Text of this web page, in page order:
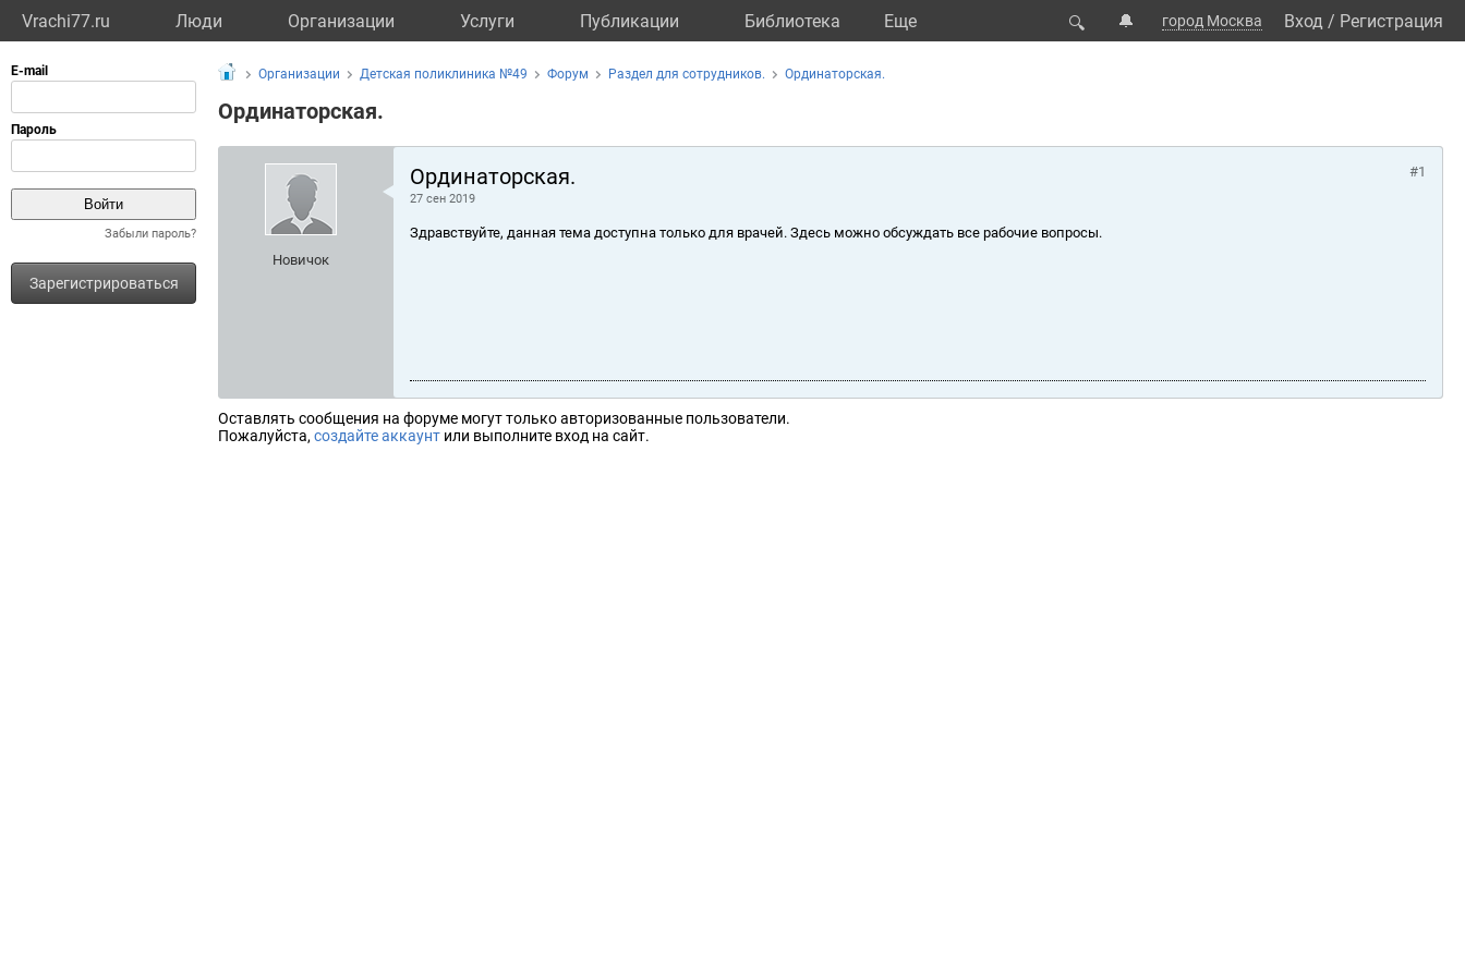
Vrachi77.ru Люди Организации Услуги Публикации Библиотека Eще 🔍 🔔 город Москва Вход / Регистрация
Забыли пароль?
Зарегистрироваться
Организации Детская поликлиника №49 Форум Раздел для сотрудников. Ординаторская.
Ординаторская.
Новичок
Ординаторская.
27 сен 2019
#1
Здравствуйте, данная тема доступна только для врачей. Здесь можно обсуждать все рабочие вопросы.
Оставлять сообщения на форуме могут только авторизованные пользователи.
Пожалуйста, создайте аккаунт или выполните вход на сайт.